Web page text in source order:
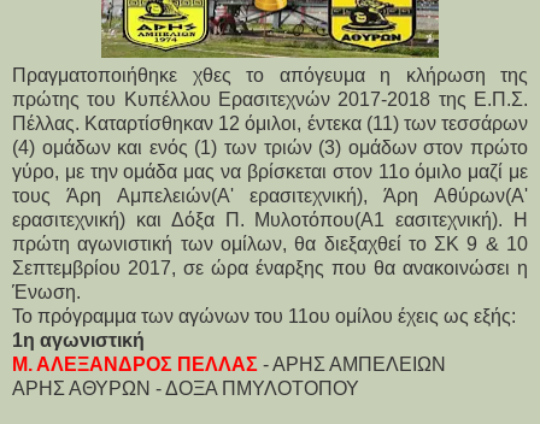
Πραγματοποιήθηκε χθες το απόγευμα η κλήρωση της
πρώτης του Κυπέλλου Ερασιτεχνών 2017-2018 της Ε.Π.Σ.
Πέλλας. Καταρτίσθηκαν 12 όμιλοι, έντεκα (11) των τεσσάρων
(4) ομάδων και ενός (1) των τριών (3) ομάδων στον πρώτο
γύρο, με την ομάδα μας να βρίσκεται στον 11ο όμιλο μαζί με
τους Άρη Αμπελειών(Α' ερασιτεχνική), Άρη Αθύρων(Α'
ερασιτεχνική) και Δόξα Π. Μυλοτόπου(Α1 εασιτεχνική). Η
πρώτη αγωνιστική των ομίλων, θα διεξαχθεί το ΣΚ 9 & 10
Σεπτεμβρίου 2017, σε ώρα έναρξης που θα ανακοινώσει η
Ένωση.
Το πρόγραμμα των αγώνων του 11ου ομίλου έχεις ως εξής:
1η αγωνιστική
Μ. ΑΛΕΞΑΝΔΡΟΣ ΠΕΛΛΑΣ - ΑΡΗΣ ΑΜΠΕΛΕΙΩΝ
ΑΡΗΣ ΑΘΥΡΩΝ - ΔΟΞΑ ΠΜΥΛΟΤΟΠΟΥ